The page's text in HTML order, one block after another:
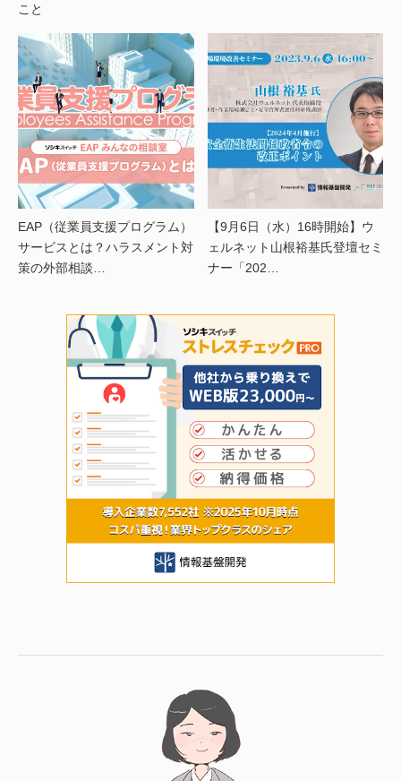
こと
EAP（従業員支援プログラム）
サービスとは？ハラスメント対
策の外部相談…
【9月6日（水）16時開始】ウ
ェルネット山根裕基氏登壇セミ
ナー「202…